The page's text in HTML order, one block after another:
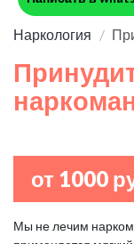
Наркология
от 1000
Мы не лечим